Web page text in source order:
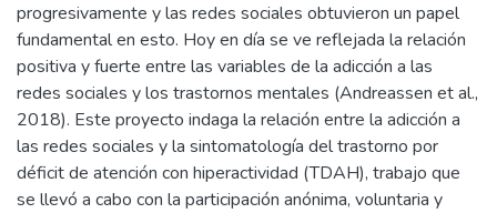
progresivamente y las redes sociales obtuvieron un papel
fundamental en esto. Hoy en día se ve reflejada la relación
positiva y fuerte entre las variables de la adicción a las
redes sociales y los trastornos mentales (Andreassen et al.,
2018). Este proyecto indaga la relación entre la adicción a
las redes sociales y la sintomatología del trastorno por
déficit de atención con hiperactividad (TDAH), trabajo que
se llevó a cabo con la participación anónima, voluntaria y